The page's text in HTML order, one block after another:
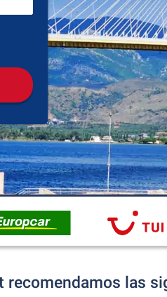
Recogida
recomendamos las